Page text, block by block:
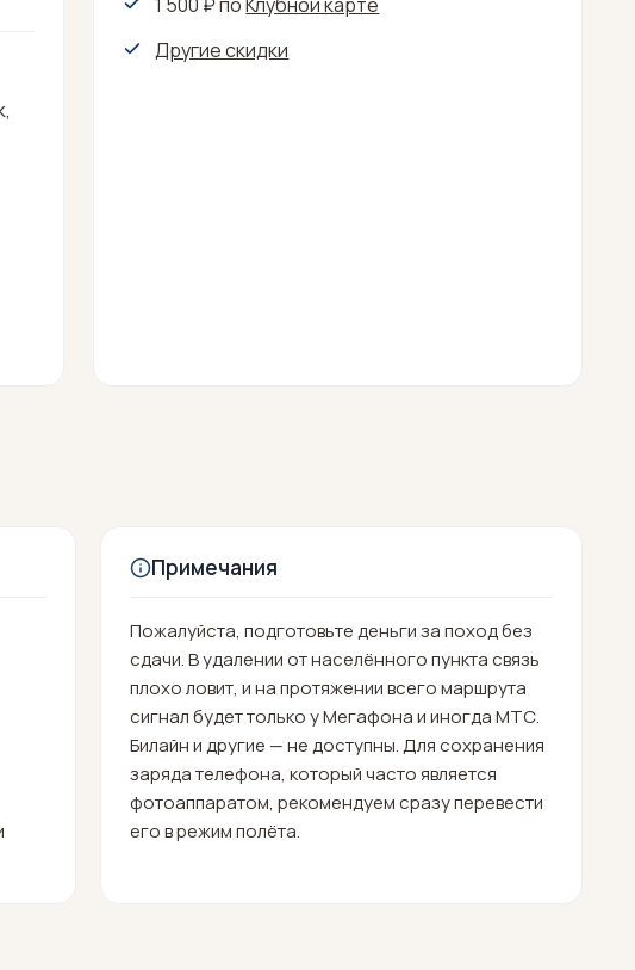
Другие скидки
Примечания
Пожалуйста, подготовьте деньги за поход без
сдачи. В удалении от населённого пункта связь
плохо ловит, и на протяжении всего маршрута
сигнал будет только у Мегафона и иногда МТС.
Билайн и другие — не доступны. Для сохранения
заряда телефона, который часто является
фотоаппаратом, рекомендуем сразу перевести
его в режим полёта.